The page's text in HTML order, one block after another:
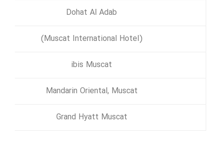
Dohat Al Adab
(Muscat International Hotel)
ibis Muscat
Mandarin Oriental, Muscat
Grand Hyatt Muscat